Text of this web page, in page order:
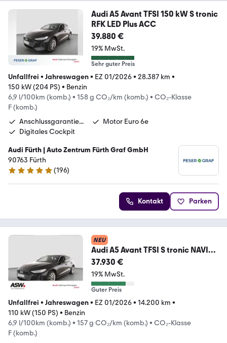
Audi A5 Avant TFSI 150 kW S tronic
RFK LED Plus ACC
39.880 €
19% MwSt.
Sehr guter Preis
Unfallfrei • Jahreswagen• EZ 01/2026• 28.387 km •
150 kW (204 PS) • Benzin
6,9 l/100km (komb.) • 158 g CO₂/km (komb.) • CO₂-Klasse
F (komb.)
Anschlussgarantie...
Motor Euro 6e
Digitales Cockpit
Audi Fürth | Auto Zentrum Fürth Graf GmbH
90763 Fürth
4.8 Sterne
(196)
Kontakt Parken
NEU
Audi A5 Avant TFSI S tronic NAVI
LED RFK SHZ PDC ACC
37.930 €
19% MwSt.
Guter Preis
Unfallfrei • Jahreswagen• EZ 01/2026• 14.200 km •
110 kW (150 PS) • Benzin
6,9 l/100km (komb.) • 157 g CO₂/km (komb.) • CO₂-Klasse
F (komb.)